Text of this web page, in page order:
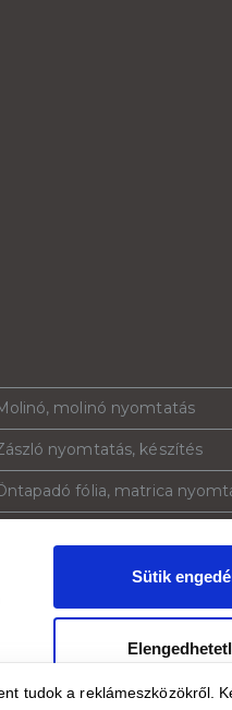
Sütik
molinó nyomtatás
nyomtatás, készítés
fólia, matrica
Kétoldalas műanyag tábla
Plakát nyomtatás
tudok a reklámeszközökről.